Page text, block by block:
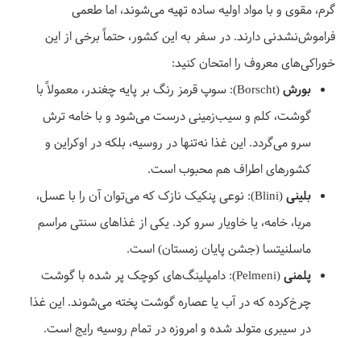
گرم، مقوی و با مواد اولیه ساده تهیه می‌شوند، اما طعمی
فراموش‌نشدنی دارند. در سفر به این کشور، حتماً برخی از این
خوراکی‌های معروف را امتحان کنید:
بورش
(Borscht): سوپ قرمز رنگ بر پایه چغندر، معمولاً با
گوشت، کلم و سیب‌زمینی درست می‌شود و با خامه ترش
سرو می‌گردد. این غذا نه‌تنها در روسیه، بلکه در اوکراین و
کشورهای اطراف هم محبوب است.
بلینی
(Blini): نوعی پنکیک نازک که می‌توان آن را با عسل،
مربا، خامه، یا خاویار سرو کرد. یکی از غذاهای سنتی مراسم
ماسلنیتسا (جشن پایان زمستان) است.
پلمنی
(Pelmeni): دامپلینگ‌های کوچک پر شده با گوشت
چرخ‌کرده که در آب یا عصاره گوشت پخته می‌شوند. این غذا
در سیبری متولد شده و امروزه در تمام روسیه رایج است.